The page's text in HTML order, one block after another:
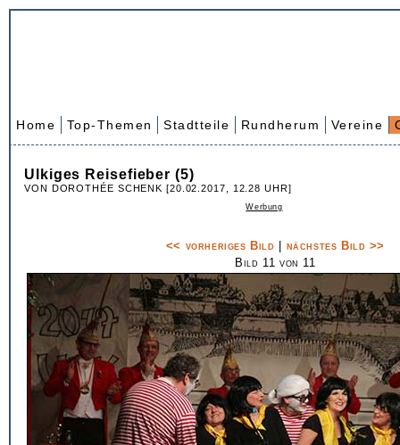
Home Top-Themen Stadtteile Rundherum Vereine
Ulkiges Reisefieber (5)
VON DOROTHÉE SCHENK [20.02.2017, 12.28 UHR]
Werbung
<< vorheriges Bild
nächstes Bild >>
Bild 11 von 11